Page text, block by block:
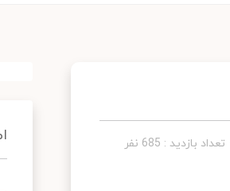
تعداد بازدید : 685 نفر